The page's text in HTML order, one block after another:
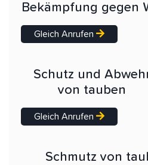
Bekämpfung gegen
Gleich Anrufen
Schutz und
von tauben
Gleich Anrufen
Schmutz von